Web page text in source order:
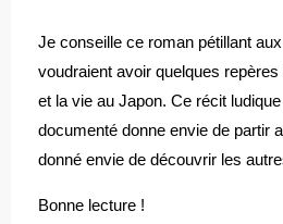
Je conseille ce roman pétillant
voudraient avoir quelques
et la vie au Japon. Ce récit
documenté donne envie de partir
donné envie de découvrir les
Bonne lecture !